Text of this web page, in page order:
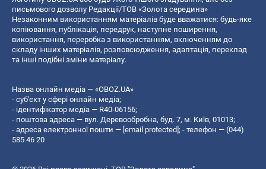
письмового дозволу Редакції/ТОВ «Золота середина»
Незаконним використанням матеріалів буде вважатися: будь-яке
копiювання, публiкацiя, передрук, наступне поширення,
використання, переробка з використанням, включенням до
складу інших матеріалів, розповсюдження, адаптація, переклад
та інші подібні зміни матеріалу.
Назва онлайн медіа — «OBOZ.UA»
- суб'єкт у сфері онлайн медіа;
- ідентифікатор медіа — R40-06156;
- поштова адреса — вул. Деревообробна, буд. 7, м. Київ, 01013;
- адреса електронної пошти — [email protected]; - телефон — (044)
585 46 20